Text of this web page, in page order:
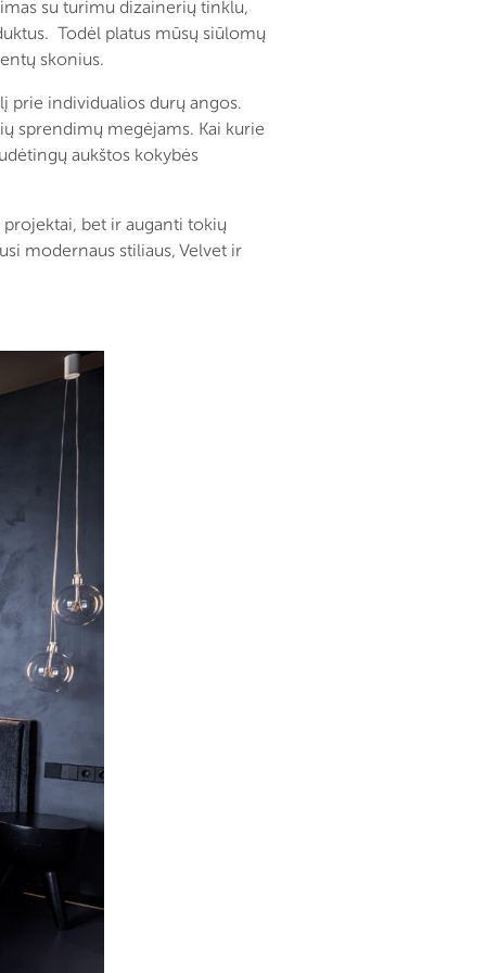
su turimu dizainerių tinklu,
Todėl platus mūsų siūlomų
skonius.
prie individualios durų angos.
sprendimų megėjams. Kai kurie
aukštos kokybės
bet ir auganti tokių
modernaus stiliaus, Velvet ir